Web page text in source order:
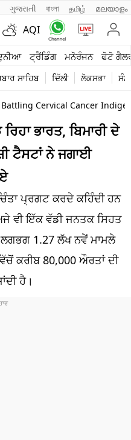
ગુજરાતી বাংলা தமிழ் മലയാളം
AQI
ਟ੍ਰੈਂਡਿੰਗ ਮਨੋਰੰਜਨ ਫੋਟੋ
ਸਾਹਿਬ ਦਿੱਲੀ ਲੋਕਸਭਾ
Cervical Cancer
ਭਾਰਤ, ਬਿਮਾਰੀ ਦੇ
ਟੈਸਟਾਂ ਨੇ ਜਗਾਈ
ਪ੍ਰਗਟ ਕਰਦੇ ਕਹਿੰਦੀ ਹਨ
ਵੀ ਇੱਕ ਵੱਡੀ ਜਨਤਕ ਸਿਹਤ
1.27 ਲੱਖ ਨਵੇਂ ਮਾਮਲੇ
ਕਰੀਬ 80,000 ਔਰਤਾਂ ਦੀ
ਹੈ।